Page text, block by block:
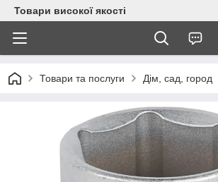
Товари високої якості
Товари та послуги Дім, сад, город